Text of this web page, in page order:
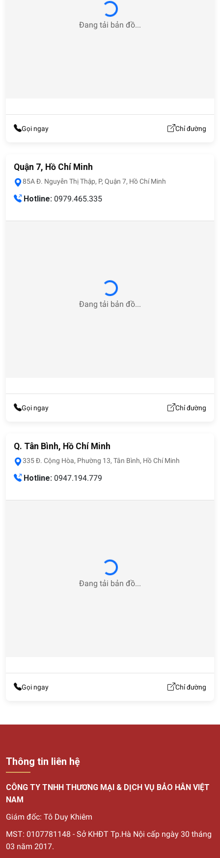
Loading...
Đang tải bản đồ...
Gọi ngay Chỉ đường
Quận 7, Hồ Chí Minh
85A Đ. Nguyễn Thị Thập, P, Quận 7, Hồ Chí Minh
Hotline: 0979.465.335
Loading...
Đang tải bản đồ...
Gọi ngay Chỉ đường
Q. Tân Bình, Hồ Chí Minh
335 Đ. Cộng Hòa, Phường 13, Tân Bình, Hồ Chí Minh
Hotline: 0947.194.779
Loading...
Đang tải bản đồ...
Gọi ngay Chỉ đường
Thông tin liên hệ
CÔNG TY TNHH THƯƠNG MẠI & DỊCH VỤ BẢO HÂN VIỆT
NAM
Giám đốc: Tô Duy Khiêm
MST: 0107781148 - Sở KHĐT Tp.Hà Nội cấp ngày 30 tháng
03 năm 2017.